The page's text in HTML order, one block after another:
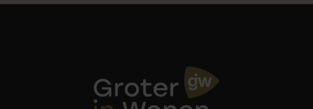
variëteit aan modellen. Naar welke stoel je ook
Hebben we… Zoek je een stijlvolle oorfauteuil
met een klassieke uitstraling? Geen probleem…
Of zit jij beter in een royale, weldadige